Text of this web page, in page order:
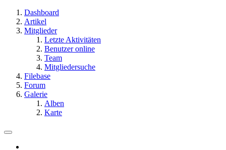
Dashboard
Artikel
Mitglieder
Letzte Aktivitäten
Benutzer online
Team
Mitgliedersuche
Filebase
Forum
Galerie
Alben
Karte